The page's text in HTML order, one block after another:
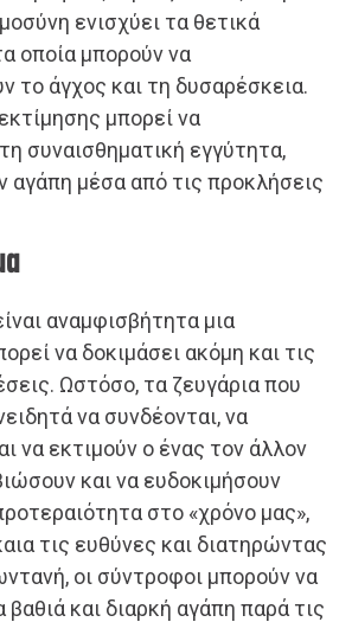
ενισχύει τα θετικά
οποία μπορούν να
το άγχος και τη δυσαρέσκεια.
μπορεί να
συναισθηματική εγγύτητα,
αγάπη μέσα από τις προκλήσεις
αναμφισβήτητα μια
να δοκιμάσει ακόμη και τις
Ωστόσο, τα ζευγάρια που
να συνδέονται, να
να εκτιμούν ο ένας τον άλλον
και να ευδοκιμήσουν
στο «χρόνο μας»,
τις ευθύνες και διατηρώντας
οι σύντροφοι μπορούν να
βαθιά και διαρκή αγάπη παρά τις